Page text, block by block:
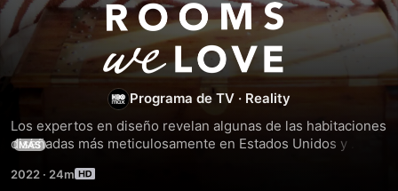
Espacios
que
amamos
Programa de TV · Reality
Los expertos en diseño revelan algunas de las habitaciones
diseñadas más meticulosamente en Estados Unidos y
MÁS
2022 · 24m